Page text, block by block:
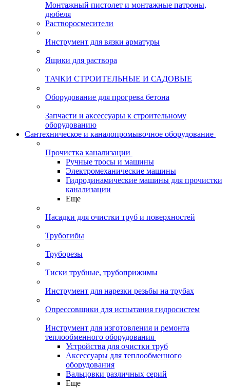
Монтажный пистолет и монтажные патроны,
дюбеля
Растворосмесители
Инструмент для вязки арматуры
Ящики для раствора
ТАЧКИ СТРОИТЕЛЬНЫЕ И САДОВЫЕ
Оборудование для прогрева бетона
Запчасти и аксессуары к строительному
оборудованию
Сантехническое и каналопромывочное оборудование
Прочистка канализации
Ручные тросы и машины
Электромеханические машины
Гидродинамические машины для прочистки
канализации
Еще
Насадки для очистки труб и поверхностей
Трубогибы
Труборезы
Тиски трубные, трубоприжимы
Инструмент для нарезки резьбы на трубах
Опрессовщики для испытания гидросистем
Инструмент для изготовления и ремонта
теплообменного оборудования
Устройства для очистки труб
Аксессуары для теплообменного
оборудования
Вальцовки различных серий
Еще